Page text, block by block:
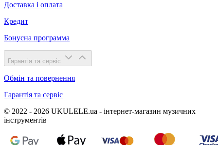
Доставка і оплата
Кредит
Бонусна программа
Гарантія та сервіс
Обмін та повернення
Гарантія та сервіс
© 2022 - 2026 UKULELE.ua - інтернет-магазин музичних
інструментів